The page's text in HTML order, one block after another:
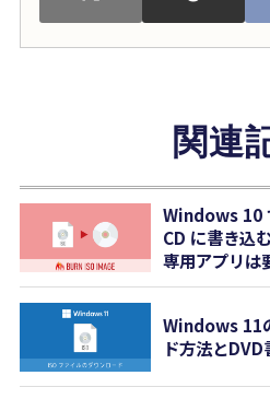
関連
Windows 10
CD に書き込
専用アプリは
Windows 11
ド方法と